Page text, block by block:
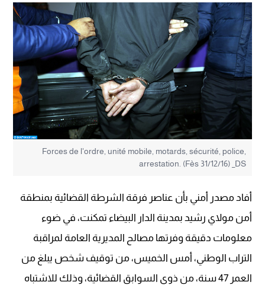
Forces de l'ordre, unité mobile, motards, sécurité, police,
arrestation. (Fès 31/12/16) _DS
أفاد مصدر أمني بأن عناصر فرقة الشرطة القضائية بمنطقة
أمن مولاي رشيد بمدينة الدار البيضاء تمكنت، في ضوء
معلومات دقيقة وفرتها مصالح المديرية العامة لمراقبة
التراب الوطني، أمس الخميس، من توقيف شخص يبلغ من
العمر 47 سنة، من ذوي السوابق القضائية، وذلك للاشتباه